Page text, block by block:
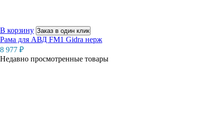
В корзину Заказ в один клик
Рама для АВД FM1 Gidra нерж
8 977 ₽
Недавно просмотренные товары